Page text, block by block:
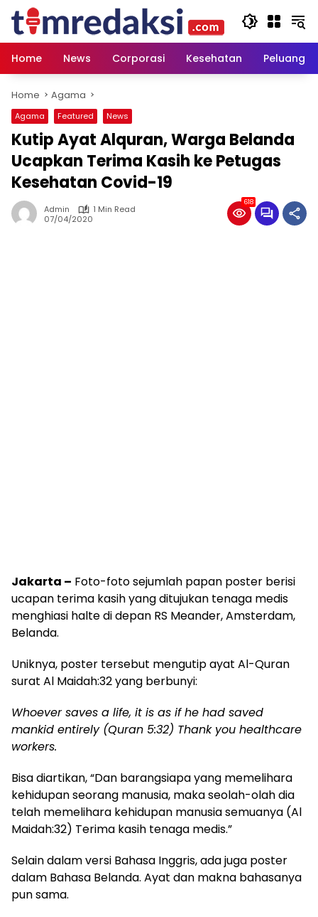
content
Home
News Corporasi Kesehatan Peluang
Home Agama
Agama Featured News
Kutip Ayat Alquran, Warga Belanda
Ucapkan Terima Kasih ke Petugas
Kesehatan Covid-19
Admin
1 Min Read
07/04/2020
618
Jakarta – Foto-foto sejumlah papan poster berisi
ucapan terima kasih yang ditujukan tenaga medis
menghiasi halte di depan RS Meander, Amsterdam,
Belanda.
Uniknya, poster tersebut mengutip ayat Al-Quran
surat Al Maidah:32 yang berbunyi:
Whoever saves a life, it is as if he had saved
mankid entirely (Quran 5:32) Thank you healthcare
workers.
Bisa diartikan, “Dan barangsiapa yang memelihara
kehidupan seorang manusia, maka seolah-olah dia
telah memelihara kehidupan manusia semuanya (Al
Maidah:32) Terima kasih tenaga medis.”
Selain dalam versi Bahasa Inggris, ada juga poster
dalam Bahasa Belanda. Ayat dan makna bahasanya
pun sama.